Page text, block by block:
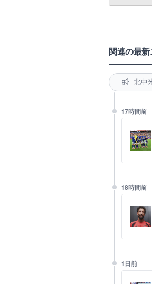
関連の最
北中
17時間前
18時間前
1日前